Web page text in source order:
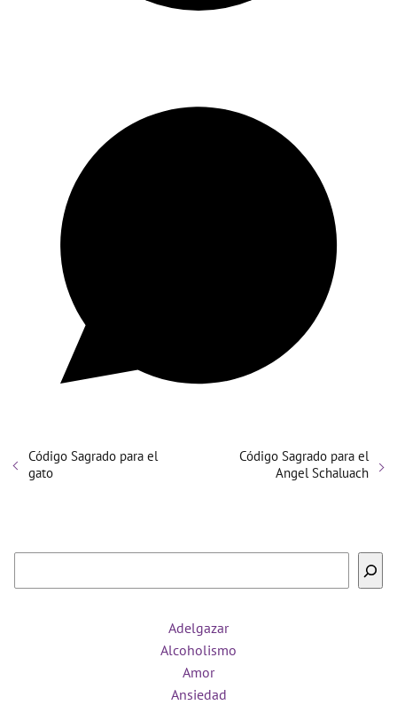
Código Sagrado para el
gato
Código Sagrado para el
Angel Schaluach
Adelgazar
Alcoholismo
Amor
Ansiedad